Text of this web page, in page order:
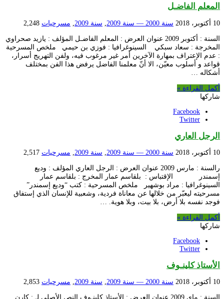
المعلم الفاضـل
10 أكتوبر، 2018 سنة 2000 — سنة 2009 سنة 2009 مسرحيات 2,248
السنة : أكتوبر 2009 عنوان العرض : المعلم الفاضـل المؤلف : يازيد صحراوي
المخرجة : سعاد سبكي السينوغرافيا : فوزي بن حيمي ملخص المسرحية
: عدم الإعتراف بمهارة الآخرين أمر غير مرغوب فيه، ولفن التهريج أسرار،
قواعد و أسلوب معيّن، الا أنّ معلمنا الفاضل يرفض هذا الفن بمختلف
أشكاله …
أكمل القراءة »
شاركها
Facebook
Twitter
الرجل العاري
10 أكتوبر، 2018 سنة 2000 — سنة 2009 سنة 2009 مسرحيات 2,517
رالسنة : مارس 2009 عنوان العرض : الرجل العاري المؤلف : وديع
إسمندر الإقتباس : بلقاسم عمار المخرج : بلقاسم عمار
السينوغرافيا : مراد بوشهير ملخص المسرحية : كتب “وديع إسمندر”
مسرحيته ليعبّر من خلالها عن معاناة فردية، وشعبية للإنسان الذي إستفاق
فوجد نفسه بلا أرض، بلا بيت، وبلا هوية. …
أكمل القراءة »
شاركها
Facebook
Twitter
الأستاذ كلينـوف
10 أكتوبر، 2018 سنة 2000 — سنة 2009 سنة 2009 مسرحيات 2,853
السنة : ماي 2009 عنوان العرض : الأستاذ كلينـوف النص الأصلي لـ : كارن